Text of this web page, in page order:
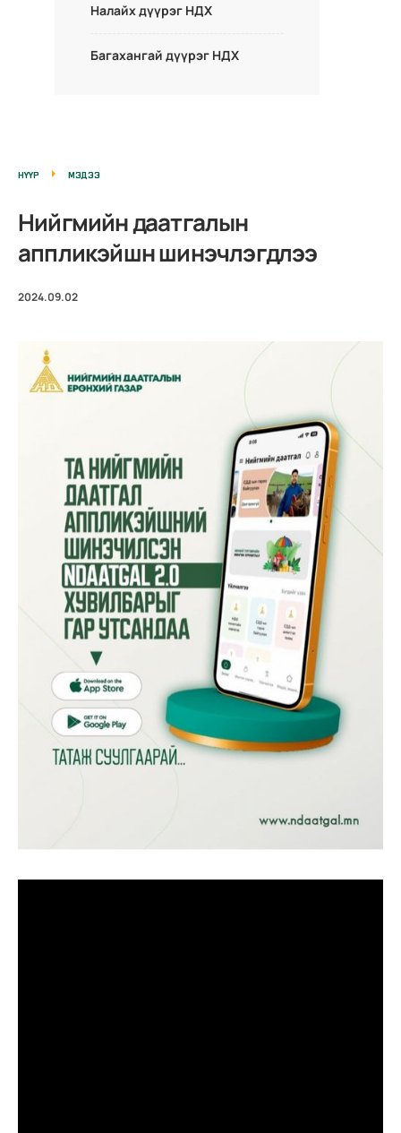
Налайх дүүрэг НДХ
Багахангай дүүрэг НДХ
НҮҮР МЭДЭЭ
Нийгмийн даатгалын
аппликэйшн шинэчлэгдлээ
2024.09.02